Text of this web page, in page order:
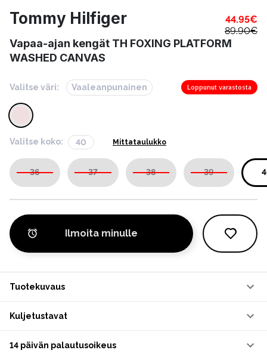
Tommy Hilfiger 44.95€
89.90€
Vapaa-ajan kengät TH FOXING PLATFORM
WASHED CANVAS
Valitse väri: Vaaleanpunainen Loppunut varastosta
Valitse koko: 40 Mittataulukko
36 37 38 39
Ilmoita minulle
Tuotekuvaus
Kuljetustavat
14 päivän palautusoikeus